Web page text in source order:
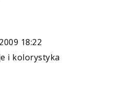
18:22
i kolorystyka